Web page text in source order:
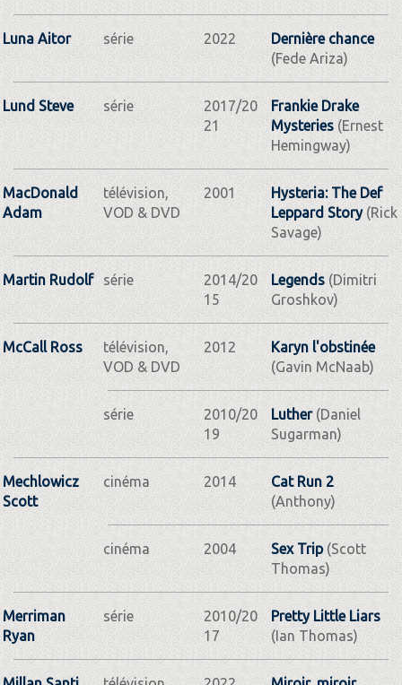
Luna Aitor série 2022
Dernière chance
(Fede Ariza)
Lund Steve série
2017/20
21
Frankie Drake
Mysteries(Ernest
Hemingway)
MacDonald
Adam
télévision,
VOD & DVD
2001
Hysteria: The Def
Leppard Story(Rick
Savage)
Martin Rudolf série
2014/20
15
Legends(Dimitri
Groshkov)
McCall Ross
télévision,
VOD & DVD
2012
Karyn l'obstinée
(Gavin McNaab)
série
2010/20
19
Luther(Daniel
Sugarman)
Mechlowicz
Scott
cinéma 2014
Cat Run 2
(Anthony)
cinéma 2004 Sex Trip(Scott
Thomas)
Merriman
Ryan
série
2010/20
17
Pretty Little Liars
(Ian Thomas)